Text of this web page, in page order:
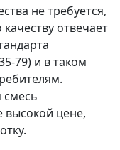
не требуется,
отвечает
79) и в таком
смесь
высокой цене,